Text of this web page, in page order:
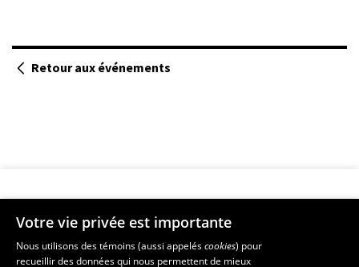
Retour aux événements
Faculté de musique
Votre vie privée est importante
Nous utilisons des témoins (aussi appeléscookies) pour
recueillir des données qui nous permettent de mieux